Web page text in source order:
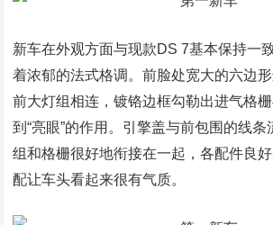
新车在外观方面与现款DS 7基本保持一
着浓郁的法式格调。前脸处宽大的六边
前大灯组相连，镀铬边框勾勒出进气格
到“亮眼”的作用。引擎盖与前包围的线
组和格栅很好地衔接在一起，各配件良
配让车头看起来很有气质。